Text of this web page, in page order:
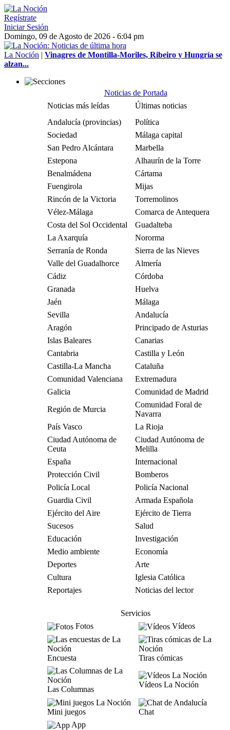
Regístrate
Iniciar Sesión
Domingo, 09 de Agosto de 2026 - 6:04 pm
La Noción | Vinagres de Montilla-Moriles, Ribeiro y Hungría se
alzan...
Noticias de Portada
Noticias más leídas
Últimas noticias
Andalucía (provincias)
Política
Sociedad
Málaga capital
San Pedro Alcántara
Marbella
Estepona
Alhaurín de la Torre
Benalmádena
Cártama
Fuengirola
Mijas
Rincón de la Victoria
Torremolinos
Vélez-Málaga
Comarca de Antequera
Costa del Sol Occidental
Guadalteba
La Axarquía
Nororma
Serranía de Ronda
Sierra de las Nieves
Valle del Guadalhorce
Almería
Cádiz
Córdoba
Granada
Huelva
Jaén
Málaga
Sevilla
Andalucía
Aragón
Principado de Asturias
Islas Baleares
Canarias
Cantabria
Castilla y León
Castilla-La Mancha
Cataluña
Comunidad Valenciana
Extremadura
Galicia
Comunidad de Madrid
Región de Murcia
Comunidad Foral de
Navarra
País Vasco
La Rioja
Ciudad Autónoma de
Ceuta
Ciudad Autónoma de
Melilla
España
Internacional
Protección Civil
Bomberos
Policía Local
Policía Nacional
Guardia Civil
Armada Española
Ejército del Aire
Ejército de Tierra
Sucesos
Salud
Educación
Investigación
Medio ambiente
Economía
Deportes
Arte
Cultura
Iglesia Católica
Reportajes
Noticias del lector
Servicios
Fotos
Vídeos
Encuesta Tiras cómicas
Las Columnas
Vídeos La Noción
Mini juegos
Chat
App